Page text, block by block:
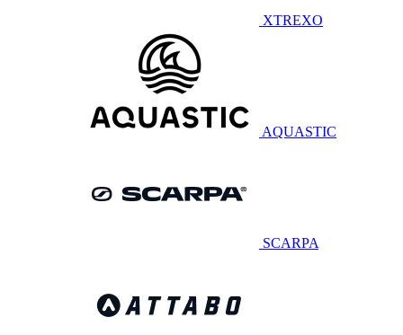
XTREXO
AQUASTIC
SCARPA